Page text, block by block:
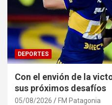
DEPORTES
Con el envión de la
sus próximos desafíos
05/08/2026 FM Patagonia